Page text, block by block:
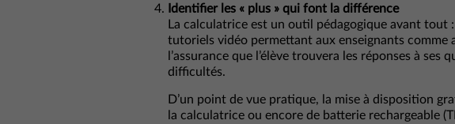
Identifier les « plus » qui font la différence
La calculatrice est un outil pédagogique avant tout
tutoriels vidéo permettant aux enseignants comme
l’assurance que l’élève trouvera les réponses à ses
difficultés.
D’un point de vue pratique, la mise à disposition
la calculatrice ou encore de batterie rechargeable